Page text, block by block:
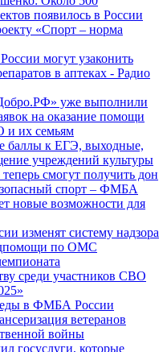
появилось в России
«Спорт – норма
могут узаконить
в аптеках - Радио
уже выполнили
на оказание помощи
и их семьям
баллы к ЕГЭ, выходные,
учреждений культуры
смогут получить дон
спорт – ФМБА
новые возможности для
изменят систему надзора
по ОМС
среди участников СВО
в ФМБА России
ветеранов
войны
госуслуги, которые